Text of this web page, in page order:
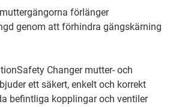
förlänger
genom att förhindra gängskärning
Changer mutter- och
ett säkert, enkelt och korrekt
befintliga kopplingar och ventiler